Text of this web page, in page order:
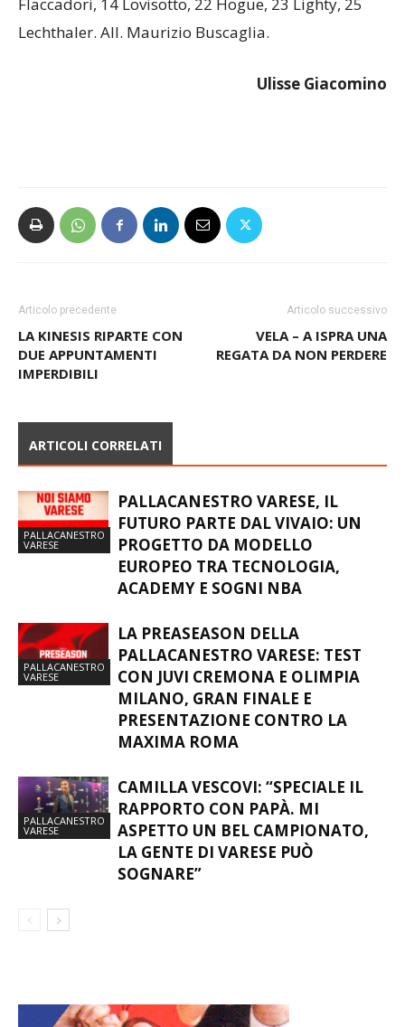
Lechthaler. All. Maurizio Buscaglia.
Ulisse Giacomino
Articolo precedente
LA KINESIS RIPARTE CON
DUE APPUNTAMENTI
IMPERDIBILI
Articolo successivo
VELA – A ISPRA UNA
REGATA DA NON PERDERE
ARTICOLI CORRELATI
PALLACANESTRO
VARESE
PALLACANESTRO VARESE, IL
FUTURO PARTE DAL VIVAIO: UN
PROGETTO DA MODELLO
EUROPEO TRA TECNOLOGIA,
ACADEMY E SOGNI NBA
PALLACANESTRO
VARESE
LA PREASEASON DELLA
PALLACANESTRO VARESE: TEST
CON JUVI CREMONA E OLIMPIA
MILANO, GRAN FINALE E
PRESENTAZIONE CONTRO LA
MAXIMA ROMA
PALLACANESTRO
VARESE
CAMILLA VESCOVI: “SPECIALE IL
RAPPORTO CON PAPÀ. MI
ASPETTO UN BEL CAMPIONATO,
LA GENTE DI VARESE PUÒ
SOGNARE”